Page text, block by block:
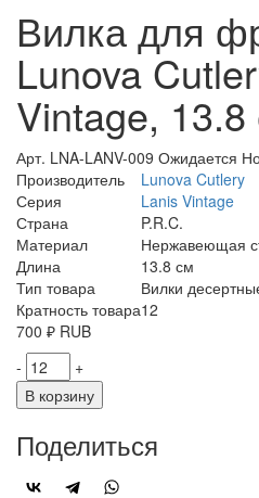
Вилка для
Lunova
Vintage, 13.8
Арт. LNA-LANV-009 Ожидается
Производитель
Lunova Cutlery
Серия
Lanis Vintage
Страна
P.R.C.
Материал
Нержавеющая
Длина
13.8 см
Тип товара
Вилки
Кратность товара12
700 ₽ RUB
-
+
В корзину
Поделиться